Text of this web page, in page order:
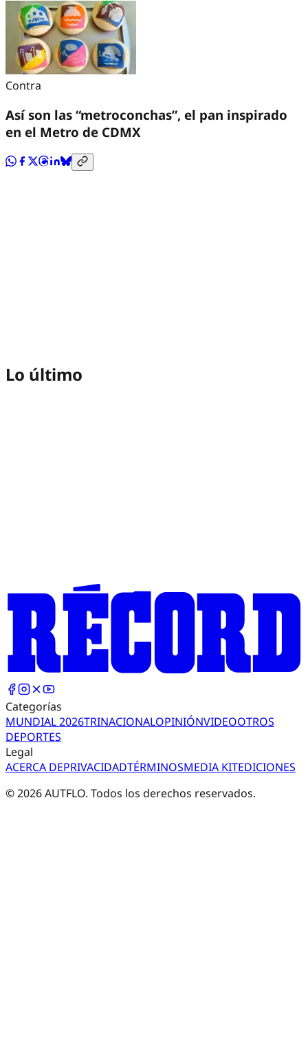
Contra
Así son las “metroconchas”, el pan inspirado
en el Metro de CDMX
Lo último
Categorías
MUNDIAL 2026TRINACIONALOPINIÓNVIDEOOTROS
DEPORTES
Legal
ACERCA DEPRIVACIDADTÉRMINOSMEDIA KITEDICIONES
©2026AUTFLO. Todos los derechos reservados.